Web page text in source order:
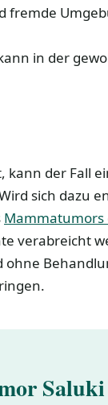
fremde
in der
kann der Fall
sich dazu
verabreicht
Saluki